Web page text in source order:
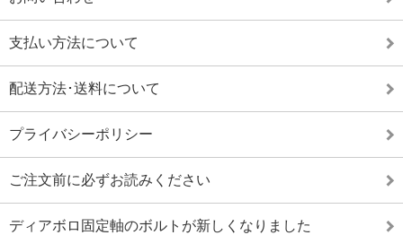
支払い方法について
配送方法･送料について
プライバシーポリシー
ご注文前に必ずお読みください
ディアボロ固定軸のボルトが新しくなりました